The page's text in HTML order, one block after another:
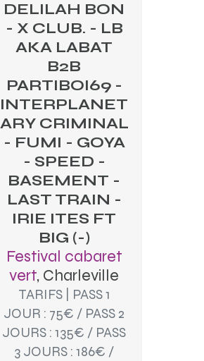
DELILAH BON
- X CLUB. - LB
AKA LABAT
B2B
PARTIBOI69 -
INTERPLANET
ARY CRIMINAL
- FUMI - GOYA
- SPEED -
BASEMENT -
LAST TRAIN -
IRIE ITES FT
BIG (-)
Festival cabaret
vert, Charleville
TARIFS | PASS 1
JOUR : 75€ / PASS 2
JOURS : 135€ / PASS
3 JOURS : 186€ /